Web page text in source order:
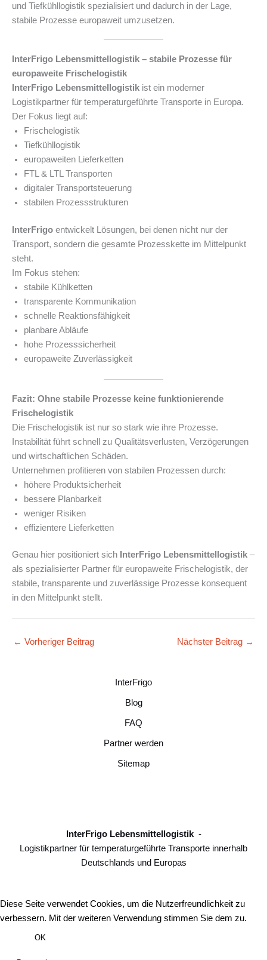
und Tiefkühllogistik spezialisiert und dadurch in der Lage,
stabile Prozesse europaweit umzusetzen.
InterFrigo Lebensmittellogistik – stabile Prozesse für
europaweite Frischelogistik
InterFrigo Lebensmittellogistik ist ein moderner
Logistikpartner für temperaturgeführte Transporte in Europa.
Der Fokus liegt auf:
Frischelogistik
Tiefkühllogistik
europaweiten Lieferketten
FTL & LTL Transporten
digitaler Transportsteuerung
stabilen Prozessstrukturen
InterFrigo entwickelt Lösungen, bei denen nicht nur der
Transport, sondern die gesamte Prozesskette im Mittelpunkt
steht.
Im Fokus stehen:
stabile Kühlketten
transparente Kommunikation
schnelle Reaktionsfähigkeit
planbare Abläufe
hohe Prozesssicherheit
europaweite Zuverlässigkeit
Fazit: Ohne stabile Prozesse keine funktionierende
Frischelogistik
Die Frischelogistik ist nur so stark wie ihre Prozesse.
Instabilität führt schnell zu Qualitätsverlusten, Verzögerungen
und wirtschaftlichen Schäden.
Unternehmen profitieren von stabilen Prozessen durch:
höhere Produktsicherheit
bessere Planbarkeit
weniger Risiken
effizientere Lieferketten
Genau hier positioniert sich InterFrigo Lebensmittellogistik –
als spezialisierter Partner für europaweite Frischelogistik, der
stabile, transparente und zuverlässige Prozesse konsequent
in den Mittelpunkt stellt.
← Vorheriger Beitrag Nächster Beitrag →
InterFrigo
Blog
FAQ
Partner werden
Sitemap
InterFrigo Lebensmittellogistik-
Logistikpartner für temperaturgeführte Transporte innerhalb
Deutschlands und Europas
Diese Seite verwendet Cookies, um die Nutzerfreundlichkeit zu
verbessern. Mit der weiteren Verwendung stimmen Sie dem zu.
OK